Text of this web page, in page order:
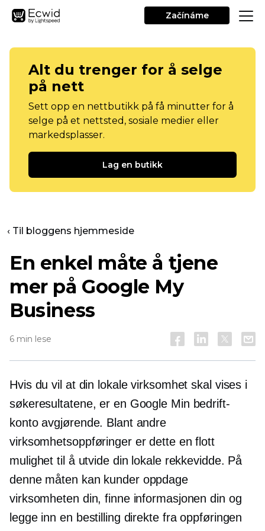
Začínáme
Alt du trenger for å selge
på nett
Sett opp en nettbutikk på få minutter for å
selge på et nettsted, sosiale medier eller
markedsplasser.
Lag en butikk
‹ Til bloggens hjemmeside
En enkel måte å tjene
mer på Google My
Business
6 min lese
Hvis du vil at din lokale virksomhet skal vises i
søkeresultatene, er en Google Min bedrift-
konto avgjørende. Blant andre
virksomhetsoppføringer er dette en flott
mulighet til å utvide din lokale rekkevidde. På
denne måten kan kunder oppdage
virksomheten din, finne informasjonen din og
legge inn en bestilling direkte fra oppføringen